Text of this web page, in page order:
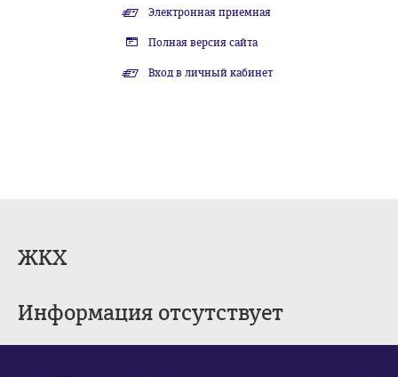
Электронная приемная
Полная версия сайта
Вход в личный кабинет
ЖКХ
Информация отсутствует